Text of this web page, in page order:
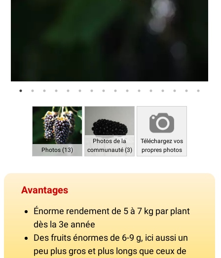
Photos (13)
Photos de la
communauté (3)
Téléchargez vos
propres photos
Avantages
Énorme rendement de 5 à 7 kg par plant
dès la 3e année
Des fruits énormes de 6-9 g, ici aussi un
peu plus gros et plus longs que ceux de